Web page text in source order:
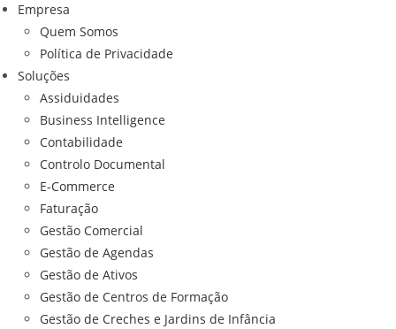
Empresa
Quem Somos
Política de Privacidade
Soluções
Assiduidades
Business Intelligence
Contabilidade
Controlo Documental
E-Commerce
Faturação
Gestão Comercial
Gestão de Agendas
Gestão de Ativos
Gestão de Centros de Formação
Gestão de Creches e Jardins de Infância